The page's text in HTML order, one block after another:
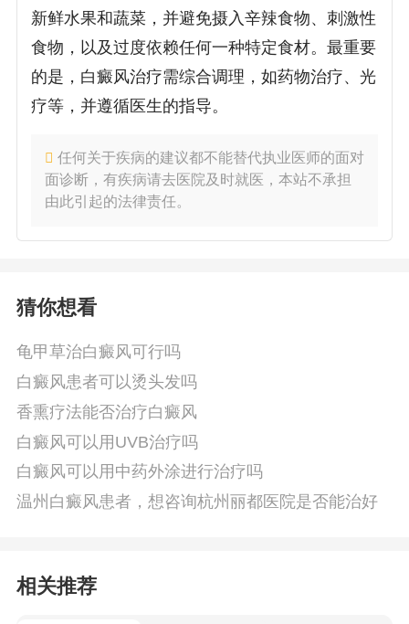
新鲜水果和蔬菜，并避免摄入辛辣食物、刺激性
食物，以及过度依赖任何一种特定食材。最重要
的是，白癜风治疗需综合调理，如药物治疗、光
疗等，并遵循医生的指导。
任何关于疾病的建议都不能替代执业医师的面对
面诊断，有疾病请去医院及时就医，本站不承担
由此引起的法律责任。
猜你想看
龟甲草治白癜风可行吗
白癜风患者可以烫头发吗
香熏疗法能否治疗白癜风
白癜风可以用UVB治疗吗
白癜风可以用中药外涂进行治疗吗
温州白癜风患者，想咨询杭州丽都医院是否能治好
相关推荐